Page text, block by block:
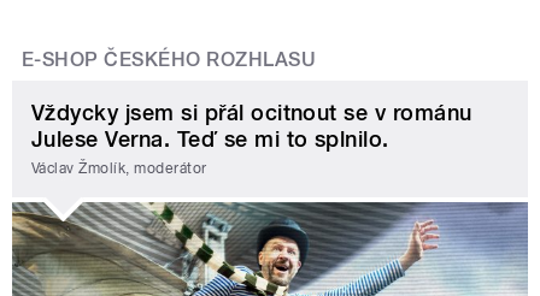
E-SHOP ČESKÉHO ROZHLASU
Vždycky jsem si přál ocitnout se v románu
Julese Verna. Teď se mi to splnilo.
Václav Žmolík, moderátor